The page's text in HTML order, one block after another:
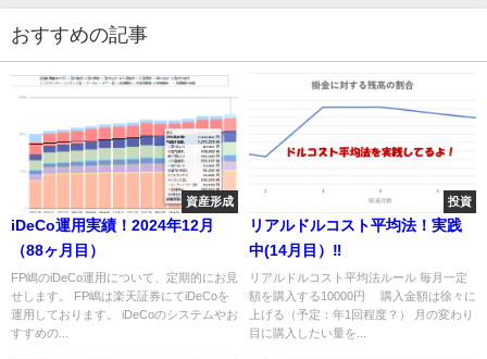
おすすめの記事
資産形成
iDeCo運用実績！2024年12月
（88ヶ月目）
FP嶋のiDeCo運用について、定期的にお見
せします。 FP嶋は楽天証券にてiDeCoを
運用しております。 iDeCoのシステムやお
すすめの...
投資
リアルドルコスト平均法！実践
中(14月目）‼
リアルドルコスト平均法ルール 毎月一定
額を購入する10000円 購入金額は徐々に
上げる（予定：年1回程度？） 月の変わり
目に購入したい量を...